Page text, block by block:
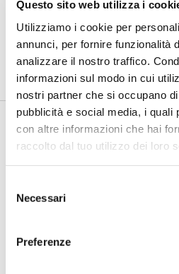
Questo sito web utilizza i
Utilizziamo i cookie per
annunci, per fornire funzionalità
analizzare il nostro traffico.
informazioni sul modo in cui
nostri partner che si occupano
pubblicità e social media, i quali
con altre informazioni che hai
raccolto dal tuo utilizzo dei loro
delNecessari
Preferenze
Il valore delle
contro il rischio di
Il biennio 2022-2023 sta
positiva per la redditività d...